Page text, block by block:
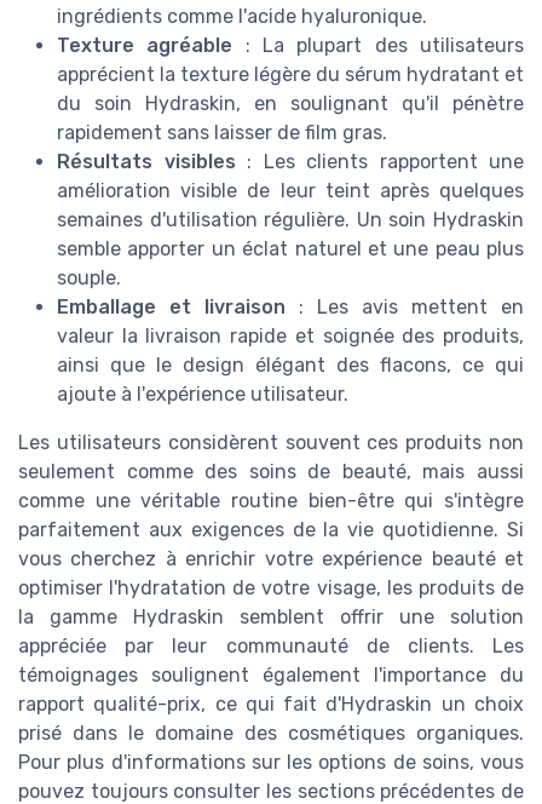
ingrédients comme l'acide hyaluronique.
Texture agréable : La plupart des utilisateurs
apprécient la texture légère du sérum hydratant et
du soin Hydraskin, en soulignant qu'il pénètre
rapidement sans laisser de film gras.
Résultats visibles : Les clients rapportent une
amélioration visible de leur teint après quelques
semaines d'utilisation régulière. Un soin Hydraskin
semble apporter un éclat naturel et une peau plus
souple.
Emballage et livraison : Les avis mettent en
valeur la livraison rapide et soignée des produits,
ainsi que le design élégant des flacons, ce qui
ajoute à l'expérience utilisateur.
Les utilisateurs considèrent souvent ces produits non
seulement comme des soins de beauté, mais aussi
comme une véritable routine bien-être qui s'intègre
parfaitement aux exigences de la vie quotidienne. Si
vous cherchez à enrichir votre expérience beauté et
optimiser l'hydratation de votre visage, les produits de
la gamme Hydraskin semblent offrir une solution
appréciée par leur communauté de clients. Les
témoignages soulignent également l'importance du
rapport qualité-prix, ce qui fait d'Hydraskin un choix
prisé dans le domaine des cosmétiques organiques.
Pour plus d'informations sur les options de soins, vous
pouvez toujours consulter les sections précédentes de